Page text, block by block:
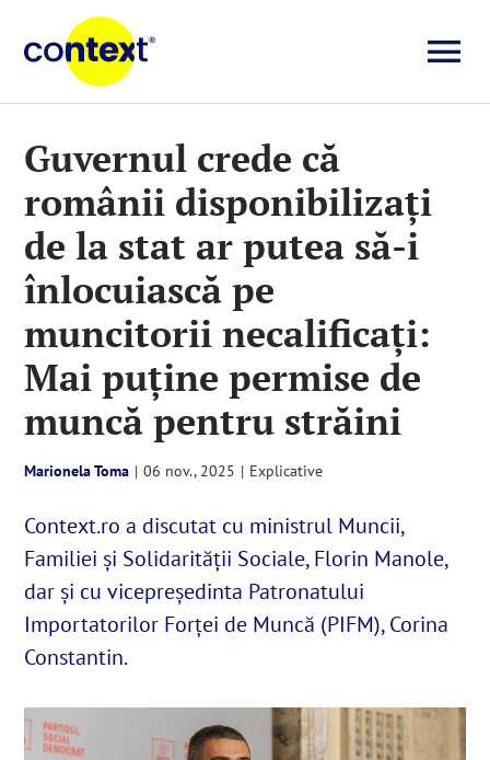
content
Știri
Explicative
Seriale
Video
English
SUSȚINE
Guvernul crede că
românii disponibilizați
de la stat ar putea să-i
înlocuiască pe
muncitorii necalificați:
Mai puține permise de
muncă pentru străini
Marionela Toma | 06 nov., 2025 | Explicative
Context.ro a discutat cu ministrul Muncii,
Familiei și Solidarității Sociale, Florin Manole,
dar și cu vicepreședinta Patronatului
Importatorilor Forței de Muncă (PIFM), Corina
Constantin.